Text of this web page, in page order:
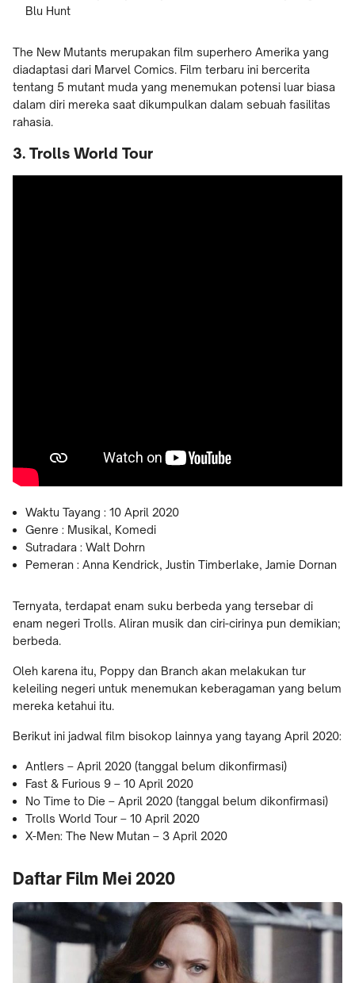
Blu Hunt
The New Mutants merupakan film superhero Amerika yang
diadaptasi dari Marvel Comics. Film terbaru ini bercerita
tentang 5 mutant muda yang menemukan potensi luar biasa
dalam diri mereka saat dikumpulkan dalam sebuah fasilitas
rahasia.
3. Trolls World Tour
Waktu Tayang : 10 April 2020
Genre : Musikal, Komedi
Sutradara : Walt Dohrn
Pemeran : Anna Kendrick, Justin Timberlake, Jamie Dornan
Ternyata, terdapat enam suku berbeda yang tersebar di
enam negeri Trolls. Aliran musik dan ciri-cirinya pun demikian;
berbeda.
Oleh karena itu, Poppy dan Branch akan melakukan tur
keleiling negeri untuk menemukan keberagaman yang belum
mereka ketahui itu.
Berikut ini jadwal film bisokop lainnya yang tayang April 2020:
Antlers – April 2020 (tanggal belum dikonfirmasi)
Fast & Furious 9 – 10 April 2020
No Time to Die – April 2020 (tanggal belum dikonfirmasi)
Trolls World Tour – 10 April 2020
X-Men: The New Mutan – 3 April 2020
Daftar Film Mei 2020